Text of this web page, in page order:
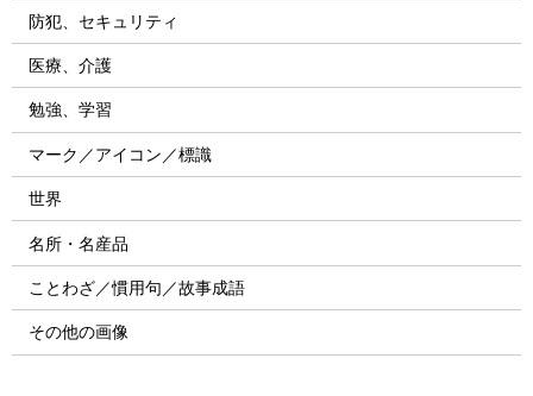
防犯、セキュリティ
医療、介護
勉強、学習
マーク／アイコン／標識
世界
名所・名産品
ことわざ／慣用句／故事成語
その他の画像